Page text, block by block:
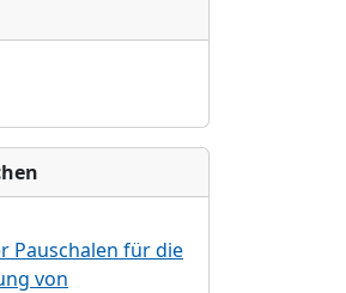
Pauschalen für die
von